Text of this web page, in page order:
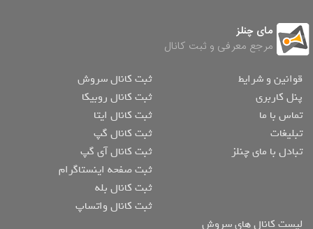
مای چنلز
مرجع معرفی و ثبت کانال
قوانین و شرایط
پنل کاربری
تماس با ما
تبلیغات
تبادل با مای چنلز
ثبت کانال سروش
ثبت کانال روبیکا
ثبت کانال ایتا
ثبت کانال گپ
ثبت کانال آی گپ
ثبت صفحه اینستاگرام
ثبت کانال بله
ثبت کانال واتساپ
لیست کانال های سروش